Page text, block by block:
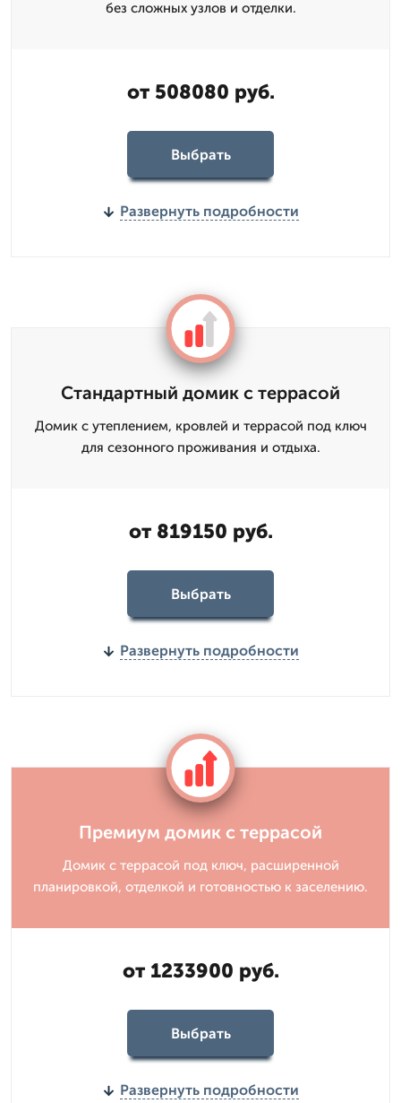
без сложных узлов и отделки.
от 508080 руб.
Выбрать
Развернуть подробности
Стандартный домик с террасой
Домик с утеплением, кровлей и террасой под ключ
для сезонного проживания и отдыха.
от 819150 руб.
Выбрать
Развернуть подробности
Премиум домик с террасой
Домик с террасой под ключ, расширенной
планировкой, отделкой и готовностью к заселению.
от 1233900 руб.
Выбрать
Развернуть подробности